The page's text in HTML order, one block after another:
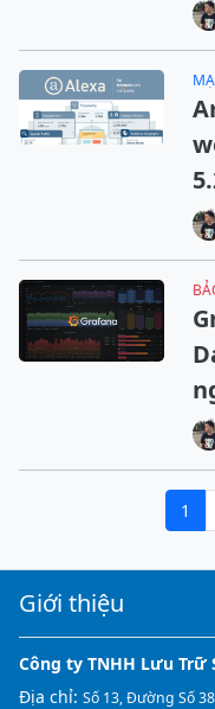
1
Giới thiệu
Công ty TNHH Lưu Trữ
Địa chỉ: Số 13, Đường Số